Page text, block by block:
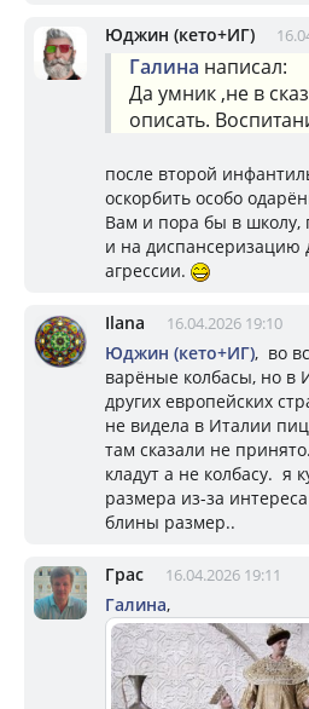
Юджин (кето+ИГ)
Галина написал:
Да умник ,не в
описать.
после второй
оскорбить особо
Вам и пора бы в школу,
и на диспансеризацию
агрессии.
Ilana 16.04.2026 19:10
Юджин (кето+ИГ), во
варёные колбасы, но в
других европейских
не видела в Италии
там сказали не
кладут а не колбасу. я
размера из-за
блины размер..
Грас 16.04.2026 19:11
Галина,